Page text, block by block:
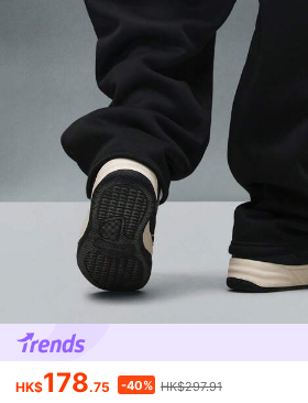
HK$178.75 -40% HK$297.91